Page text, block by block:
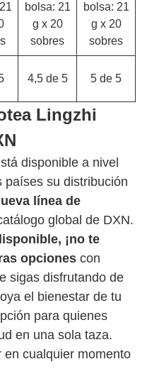
bolsa: 21
g x 20
sobres
bolsa: 21
g x 20
sobres
4,5 de 5 5 de 5
Lingzhi
disponible a nivel
países su distribución
línea de
global de DXN.
¡no te
opciones con
sigas disfrutando de
el bienestar de tu
para quienes
en una sola taza.
en cualquier momento